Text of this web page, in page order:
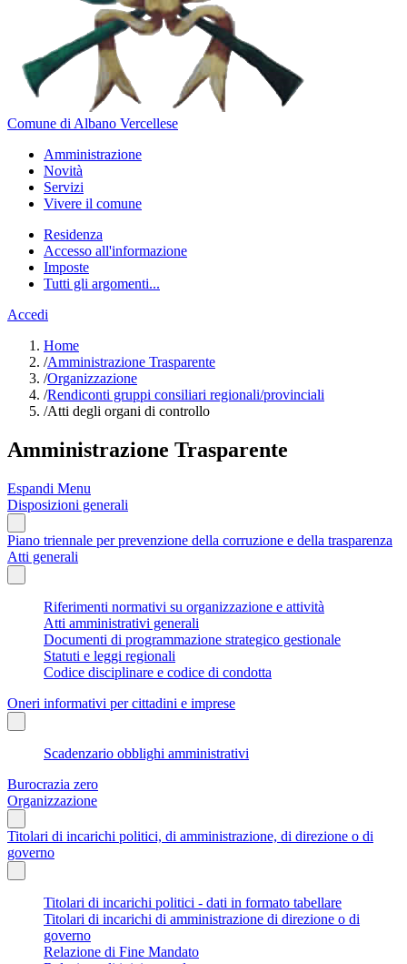
Comune di Albano Vercellese
Amministrazione
Novità
Servizi
Vivere il comune
Residenza
Accesso all'informazione
Imposte
Tutti gli argomenti...
Accedi
Home
/Amministrazione Trasparente
/Organizzazione
/Rendiconti gruppi consiliari regionali/provinciali
/Atti degli organi di controllo
Amministrazione Trasparente
Espandi Menu
Disposizioni generali
Piano triennale per prevenzione della corruzione e della trasparenza
Atti generali
Riferimenti normativi su organizzazione e attività
Atti amministrativi generali
Documenti di programmazione strategico gestionale
Statuti e leggi regionali
Codice disciplinare e codice di condotta
Oneri informativi per cittadini e imprese
Scadenzario obblighi amministrativi
Burocrazia zero
Organizzazione
Titolari di incarichi politici, di amministrazione, di direzione o di
governo
Titolari di incarichi politici - dati in formato tabellare
Titolari di incarichi di amministrazione di direzione o di
governo
Relazione di Fine Mandato